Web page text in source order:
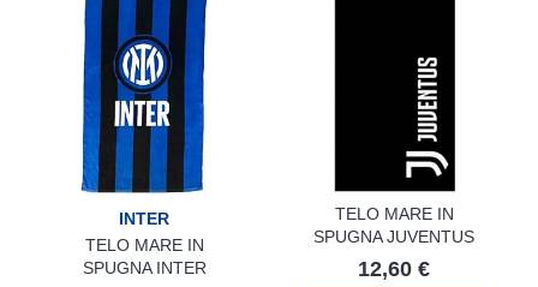
INTER
TELO MARE IN
SPUGNA INTER
TELO MARE IN
SPUGNA JUVENTUS
12,60 €